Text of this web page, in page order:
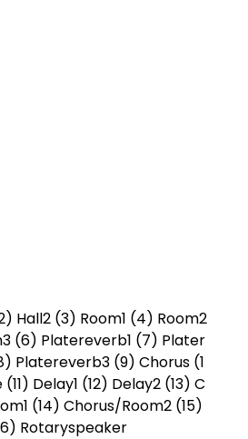
Hall2 (3) Room1 (4) Room2
(6) Platereverb1 (7) Plater
Platereverb3 (9) Chorus (1
Delay1 (12) Delay2 (13) C
(14) Chorus/Room2 (15)
Rotaryspeaker